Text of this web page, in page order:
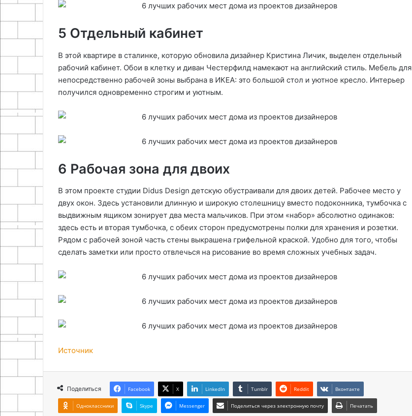
5 Отдельный кабинет
В этой квартире в сталинке, которую обновила дизайнер Кристина Личик, выделен отдельный
рабочий кабинет. Обои в клетку и диван Честерфилд намекают на английский стиль. Мебель для
непосредственно рабочей зоны выбрана в ИКЕА: это большой стол и уютное кресло. Интерьер
получился одновременно строгим и уютным.
6 Рабочая зона для двоих
В этом проекте студии Didus Design детскую обустраивали для двоих детей. Рабочее место у
двух окон. Здесь установили длинную и широкую столешницу вместо подоконника, тумбочка с
выдвижным ящиком зонирует два места мальчиков. При этом «набор» абсолютно одинаков:
здесь есть и вторая тумбочка, с обеих сторон предусмотрены полки для хранения и розетки.
Рядом с рабочей зоной часть стены выкрашена грифельной краской. Удобно для того, чтобы
сделать заметки или просто отвлечься на рисование во время сложных учебных задач.
Источник
Поделиться Facebook X LinkedIn Tumblr Reddit Вконтакте
Одноклассники Skype Messenger Поделиться через электронную почту Печатать